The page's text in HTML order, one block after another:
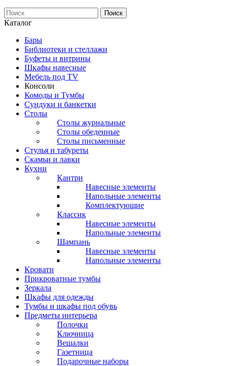
Поиск
Каталог
Бары
Библиотеки и стеллажи
Буфеты и витрины
Шкафы навесные
Мебель под ТV
Консоли
Комоды и Тумбы
Сундуки и банкетки
Столы
Столы журнальные
Столы обеденные
Столы письменные
Стулья и табуреты
Скамьи и лавки
Кухни
Кантри
Навесные элементы
Напольные элементы
Комплектующие
Классик
Навесные элементы
Напольные элементы
Шампань
Навесные элементы
Напольные элементы
Кровати
Прикроватные тумбы
Зеркала
Шкафы для одежды
Тумбы и шкафы под обувь
Предметы интерьера
Полочки
Ключница
Вешалки
Газетница
Подарочные наборы